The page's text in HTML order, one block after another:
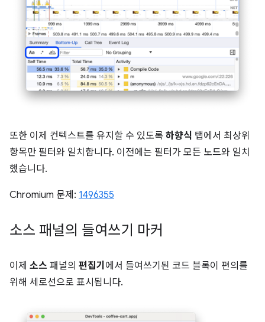
또한 이제 컨텍스트를 유지할 수 있도록 하향식 탭에서 최상위
항목만 필터와 일치합니다. 이전에는 필터가 모든 노드와 일치
했습니다.
Chromium 문제: 1496355
소스 패널의 들여쓰기 마커
이제 소스 패널의 편집기 에서 들여쓰기된 코드 블록이 편의를
위해 세로선으로 표시됩니다.